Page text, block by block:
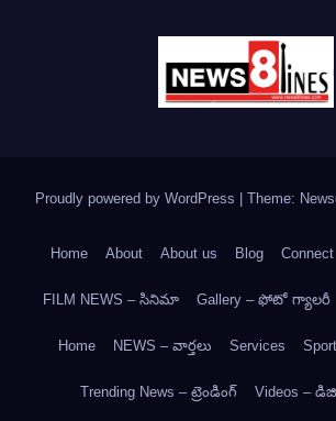
Proudly powered by WordPress Theme:
Home About About us Blog Connect
FILM NEWS – సినిమా Gallery – ఫోటో గ్యాలరీ
Home NEWS – వార్త‌లు Services
Trending News – ట్రెండింగ్ Videos –